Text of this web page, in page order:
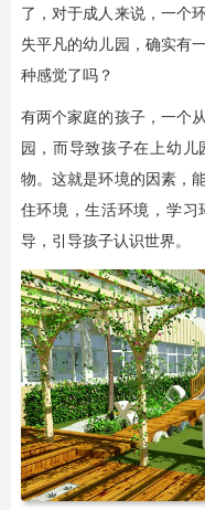
了，对于成人来说，一个
失平凡的幼儿园，确实有
种感觉了吗？
有两个家庭的孩子，一个
园，而导致孩子在上幼
物。这就是环境的因素，
住环境，生活环境，学习
导，引导孩子认识世界。